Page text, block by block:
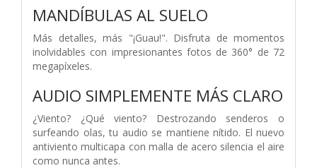
MANDÍBULAS AL SUELO
Más detalles, más "¡Guau!". Disfruta de momentos
inolvidables con impresionantes fotos de 360° de 72
megapíxeles.
AUDIO SIMPLEMENTE MÁS CLARO
¿Viento? ¿Qué viento? Destrozando senderos o
surfeando olas, tu audio se mantiene nítido. El nuevo
antiviento multicapa con malla de acero silencia el aire
como nunca antes.